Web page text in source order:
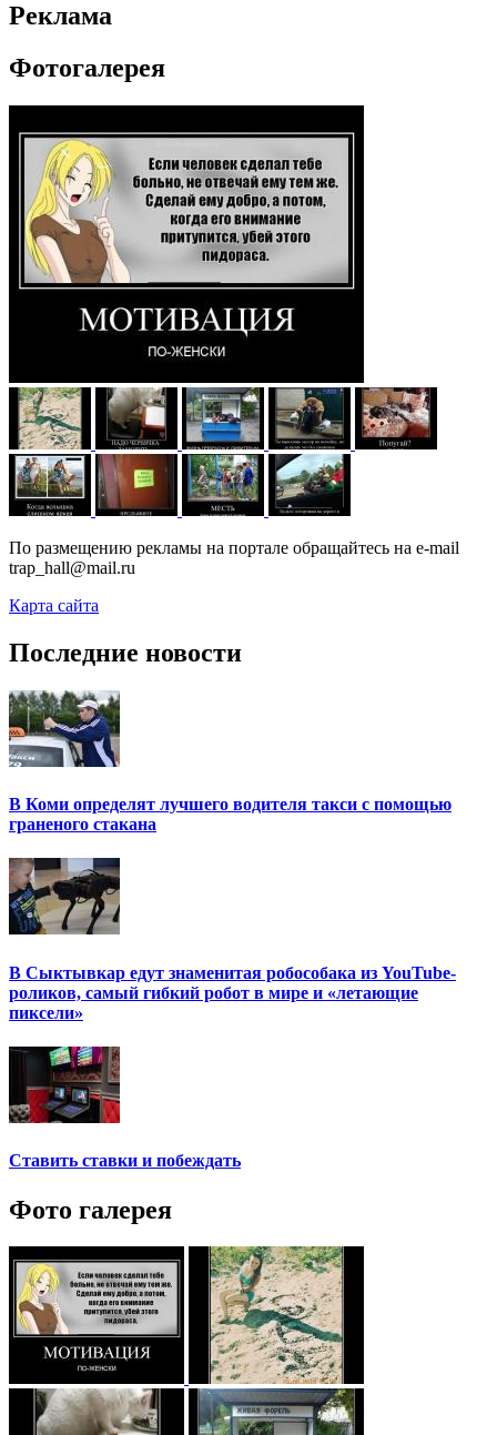
Реклама
Фотогалерея
По размещению рекламы на портале обращайтесь на e-mail
trap_hall@mail.ru
Карта сайта
Последние новости
В Коми определят лучшего водителя такси с помощью
граненого стакана
В Сыктывкар едут знаменитая робособака из YouTube-
роликов, самый гибкий робот в мире и «летающие
пиксели»
Ставить ставки и побеждать
Фото галерея